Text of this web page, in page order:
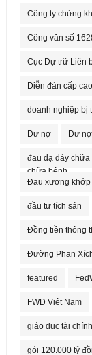
Công ty chứng
Công văn số
Cục Dự trữ Liên
Diễn đàn cấp
doanh nghiệp bị
Dư nợ Dư
đau dạ dày
chữa bệnh
Đau xương khớp
đầu tư tích sản
Đồng tiền thông
Đường Phan
featured
FWD Việt Nam
giáo dục tài chính
gói 120.000 tỷ